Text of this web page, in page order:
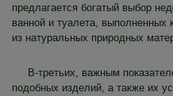
предлагается богатый выбор
ванной и туалета, выполненных
из натуральных природных
В-третьих, важным
подобных изделий, а также их